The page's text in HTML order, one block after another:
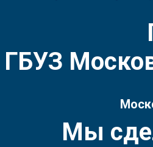
ГБУЗ
Мы